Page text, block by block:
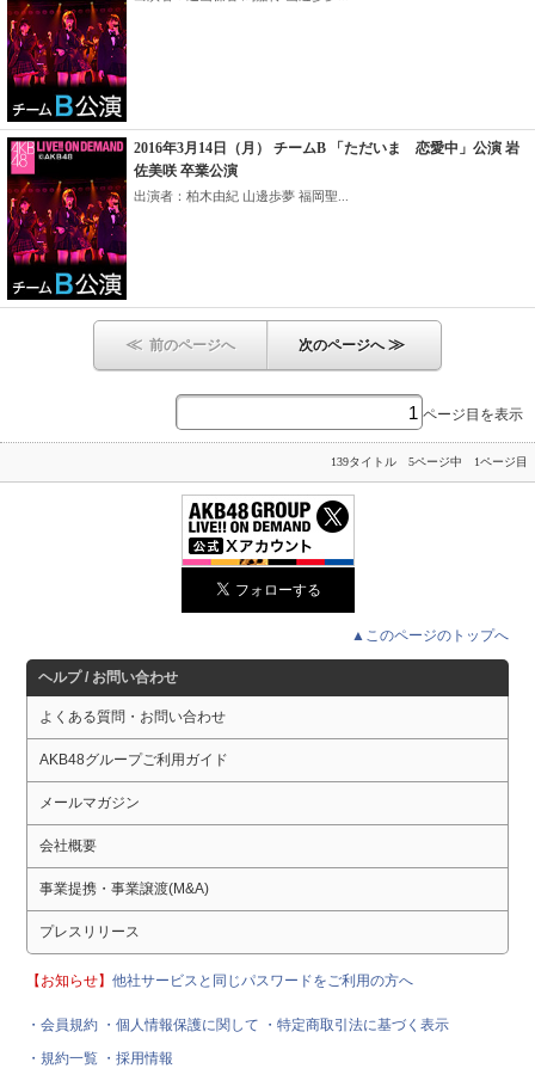
2016年3月14日（月） チームB 「ただいま 恋愛中」公演 岩
佐美咲 卒業公演
出演者：柏木由紀 山邊歩夢 福岡聖...
≪ 前のページへ 次のページへ≫
ページ目を表示
139タイトル 5ページ中 1ページ目
▲このページのトップへ
ヘルプ / お問い合わせ
よくある質問・お問い合わせ
AKB48グループご利用ガイド
メールマガジン
会社概要
事業提携・事業譲渡(M&A)
プレスリリース
【お知らせ】他社サービスと同じパスワードをご利用の方へ
・会員規約 ・個人情報保護に関して
・特定商取引法に基づく表示
・規約一覧 ・採用情報